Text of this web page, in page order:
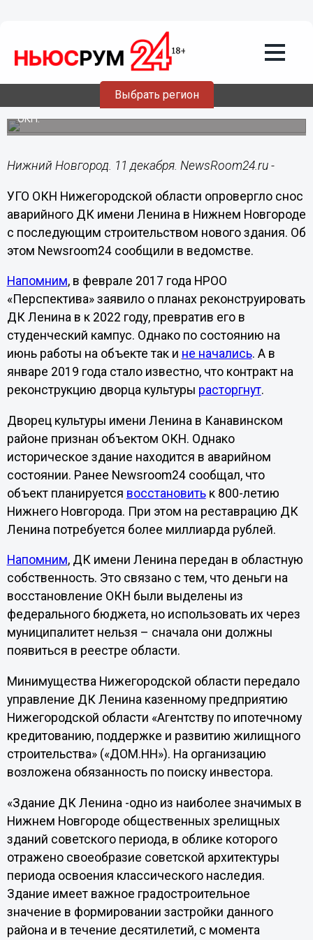
Выбрать регион
11.12.202017:31
Нижегородский ДК имени Ленина не
отправят под снос
Градозащитники против появления новостроя вместо
ОКН.
Нижний Новгород. 11 декабря. NewsRoom24.ru -
УГО ОКН Нижегородской области опровергло снос
аварийного ДК имени Ленина в Нижнем Новгороде
с последующим строительством нового здания. Об
этом Newsroom24 сообщили в ведомстве.
Напомним, в феврале 2017 года НРОО
«Перспектива» заявило о планах реконструировать
ДК Ленина в к 2022 году, превратив его в
студенческий кампус. Однако по состоянию на
июнь работы на объекте так и не начались. А в
январе 2019 года стало известно, что контракт на
реконструкцию дворца культуры расторгнут.
Дворец культуры имени Ленина в Канавинском
районе признан объектом ОКН. Однако
историческое здание находится в аварийном
состоянии. Ранее Newsroom24 сообщал, что
объект планируется восстановитьк 800-летию
Нижнего Новгорода. При этом на реставрацию ДК
Ленина потребуется более миллиарда рублей.
Напомним, ДК имени Ленина передан в областную
собственность. Это связано с тем, что деньги на
восстановление ОКН были выделены из
федерального бюджета, но использовать их через
муниципалитет нельзя – сначала они должны
появиться в реестре области.
Минимущества Нижегородской области передало
управление ДК Ленина казенному предприятию
Нижегородской области «Агентству по ипотечному
кредитованию, поддержке и развитию жилищного
строительства» («ДОМ.НН»). На организацию
возложена обязанность по поиску инвестора.
«Здание ДК Ленина -одно из наиболее значимых в
Нижнем Новгороде общественных зрелищных
зданий советского периода, в облике которого
отражено своеобразие советской архитектуры
периода освоения классического наследия.
Здание имеет важное градостроительное
значение в формировании застройки данного
района и в течение десятилетий, с момента